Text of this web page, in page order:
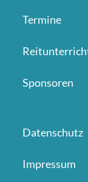
Termine
Sponsoren
Datenschutz
Impressum